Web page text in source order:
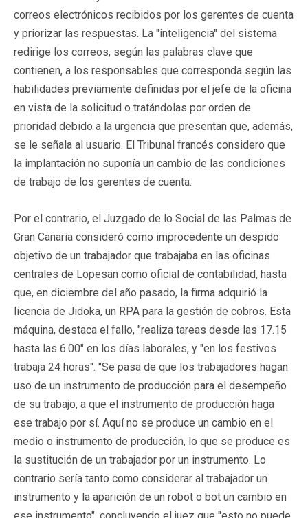
correos electrónicos recibidos por los gerentes de cuenta
y priorizar las respuestas. La "inteligencia" del sistema
redirige los correos, según las palabras clave que
contienen, a los responsables que corresponda según las
habilidades previamente definidas por el jefe de la oficina
en vista de la solicitud o tratándolas por orden de
prioridad debido a la urgencia que presentan que, además,
se le señala al usuario. El Tribunal francés considero que
la implantación no suponía un cambio de las condiciones
de trabajo de los gerentes de cuenta.
Por el contrario, el Juzgado de lo Social de las Palmas de
Gran Canaria consideró como improcedente un despido
objetivo de un trabajador que trabajaba en las oficinas
centrales de Lopesan como oficial de contabilidad, hasta
que, en diciembre del año pasado, la firma adquirió la
licencia de Jidoka, un RPA para la gestión de cobros. Esta
máquina, destaca el fallo, "realiza tareas desde las 17.15
hasta las 6.00" en los días laborales, y "en los festivos
trabaja 24 horas". "Se pasa de que los trabajadores hagan
uso de un instrumento de producción para el desempeño
de su trabajo, a que el instrumento de producción haga
ese trabajo por sí. Aquí no se produce un cambio en el
medio o instrumento de producción, lo que se produce es
la sustitución de un trabajador por un instrumento. Lo
contrario sería tanto como considerar al trabajador un
instrumento y la aparición de un robot o bot un cambio en